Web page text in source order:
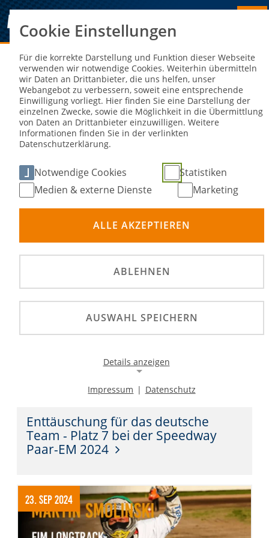
Sie sind hier: NEWS
News
Nach Kategorie filtern
vorherige Seite
1 2
21. Okt 2024
Enttäuschung für das deutsche
Team - Platz 7 bei der Speedway
Paar-EM 2024
23. Sep 2024
Cookie Einstellungen
Für die korrekte Darstellung und Funktion dieser Webseite
verwenden wir notwendige Cookies. Weiterhin übermitteln
wir Daten an Drittanbieter, die uns helfen, unser
Webangebot zu verbessern, soweit eine entsprechende
Einwilligung vorliegt. Hier finden Sie eine Darstellung der
einzelnen Zwecke, sowie die Möglichkeit in die Übermittlung
von Daten an Drittanbieter einzuwilligen. Weitere
Informationen finden Sie in der verlinkten
Datenschutzerklärung.
Notwendige Cookies
Statistiken
Medien & externe Dienste
Marketing
ALLE AKZEPTIEREN
ABLEHNEN
AUSWAHL SPEICHERN
Details anzeigen
Notwendige Cookies ermöglichen die Kernfunktionalität
einer Website. Sie helfen dabei, die Website nutzbar zu
machen, indem sie grundlegende Funktionen
ermöglichen. Ohne diese Cookies kann die Website nicht
Background Image
Name:
gw-cookie-bgimage
Impressum | Datenschutz